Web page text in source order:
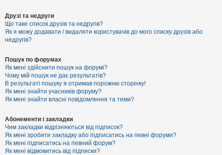
Друзі та недруги
Що таке список друзів та недругів?
Як я можу додавати / видаляти користувачів до мого списку друзів або
недругів?
Пошук по форумах
Як мені здійснити пошук на форумі?
Чому мій пошук не дає результатів?
В результаті пошуку я отримав порожню сторінку!
Як мені знайти учасників форуму?
Як мені знайти власні повідомлення та теми?
Абонементи і закладки
Чим закладки відрізняються від підписок?
Як мені зробити закладку або підписатись на певні форуми?
Як мені підписатись на певний форум?
Як мені відмовитись від підписки?